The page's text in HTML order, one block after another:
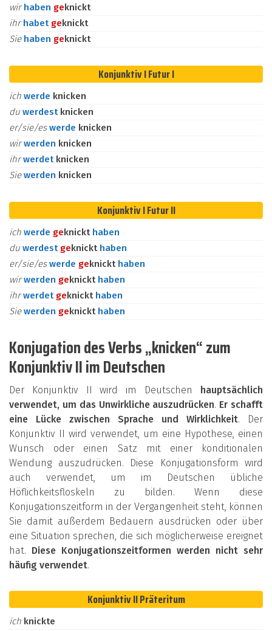
wirhaben geknickt
ihrhabet geknickt
Sie haben geknickt
Konjunktiv I Futur I
ich werde knicken
du werdest knicken
er/sie/eswerde knicken
wirwerden knicken
ihrwerdet knicken
Siewerden knicken
Konjunktiv I Futur II
ich werde geknickt haben
du werdest geknickt haben
er/sie/eswerde geknickt haben
wirwerden geknickt haben
ihrwerdet geknickt haben
Siewerden geknickt haben
Konjugation des Verbs „knicken“ zum
Konjunktiv II im Deutschen
Der Konjunktiv II wird im Deutschen hauptsächlich
verwendet, um das Unwirkliche auszudrücken. Er schafft
eine Lücke zwischen Sprache und Wirklichkeit. Der
Konjunktiv II wird verwendet, um eine Hypothese, einen
Wunsch oder einen Satz mit einer konditionalen
Wendung auszudrücken. Diese Konjugationsform wird
auch verwendet, um im Deutschen übliche
Höflichkeitsfloskeln zu bilden. Wenn diese
Konjugationszeitform in der Vergangenheit steht, können
Sie damit außerdem Bedauern ausdrücken oder über
eine Situation sprechen, die sich möglicherweise ereignet
hat. Diese Konjugationszeitformen werden nicht sehr
häufig verwendet.
Konjunktiv II Präteritum
ich knickte